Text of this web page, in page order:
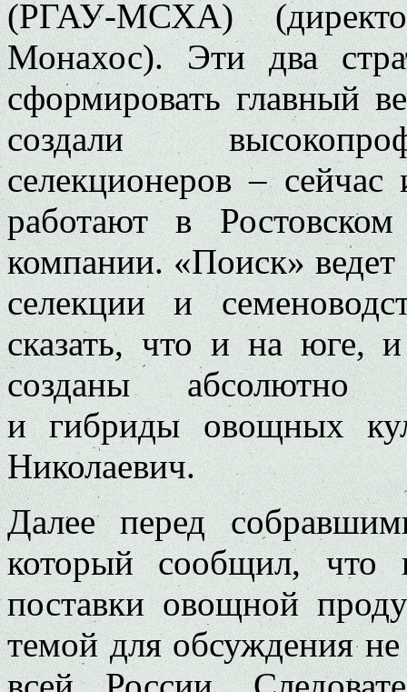
(РГАУ-МСХА)
Монахос). Эти два
сформировать главный
создали
селекционеров –
работают в
компании. «Поиск»
селекции и
сказать, что и на юге,
созданы абсолютно
и гибриды овощных
Николаевич.
Далее перед
который сообщил, что
поставки овощной
темой для обсуждения